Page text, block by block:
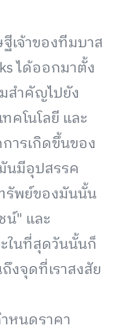
เจ้าของทีมบาส
ได้ออกมาตั้ง
สำคัญไปยัง
คโนโลยี และ
ารเกิดขึ้นของ
นมีอุปสรรค
รัพย์ของมันนั้น
น์" และ
ในที่สุดวันนั้นก็
งจุดที่เราสงสัย
หนดราคา